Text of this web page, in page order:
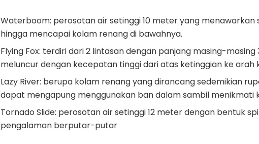
Waterboom: perosotan air setinggi 10 meter yang menawarkan
hingga mencapai kolam renang di bawahnya.
Flying Fox: terdiri dari 2 lintasan dengan panjang masing-
meluncur dengan kecepatan tinggi dari atas ketinggian ke arah
Lazy River: berupa kolam renang yang dirancang sedemikian
dapat mengapung menggunakan ban dalam sambil menikmati
Tornado Slide: perosotan air setinggi 12 meter dengan bentuk
pengalaman berputar-putar